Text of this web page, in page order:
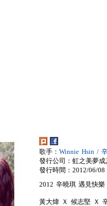
歌手： Winnie Hsin /
發行公司：虹之美夢成
發行時間：2012/06/08
2012 辛曉琪 遇見快樂
黃大煒 Ｘ 候志堅 Ｘ